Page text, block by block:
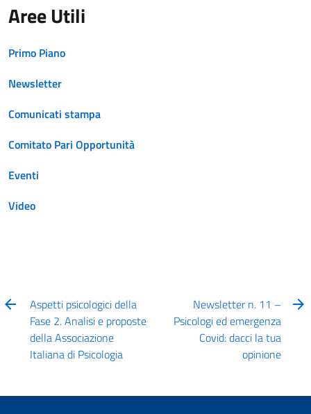
Aree Utili
Primo Piano
Newsletter
Comunicati stampa
Comitato Pari Opportunità
Eventi
Video
Aspetti psicologici della
Fase 2. Analisi e proposte
della Associazione
Italiana di Psicologia
Newsletter n. 11 –
Psicologi ed emergenza
Covid: dacci la tua
opinione